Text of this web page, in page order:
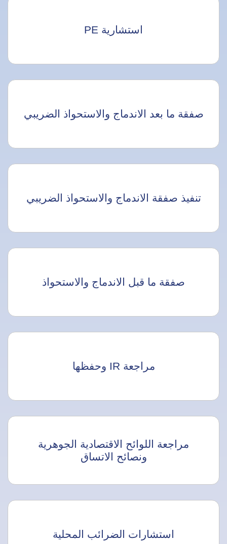
استشارية PE
صفقة ما بعد الاندماج والاستحواذ الضريبي
تنفيذ صفقة الاندماج والاستحواذ الضريبي
صفقة ما قبل الاندماج والاستحواذ
مراجعة IR وحفظها
مراجعة اللوائح الاقتصادية الجوهرية
ونصائح الاتساق
استشارات الضرائب المحلية